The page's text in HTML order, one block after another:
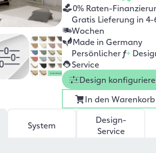
0% Raten-
Gratis Lieferung in 4-
Wochen
Made in Germany
Persönlicher f+
Service
Design
In den Warenkorb
System
Design-
Service